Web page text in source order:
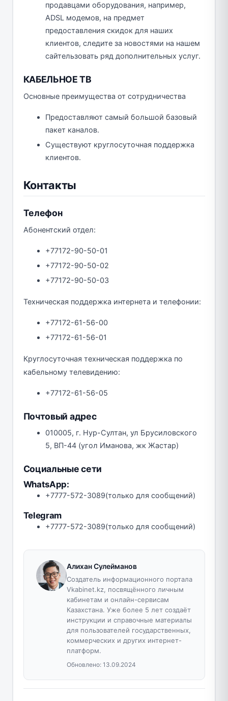
продавцами оборудования, например,
ADSL модемов, на предмет
предоставления скидок для наших
клиентов, следите за новостями на нашем
сайтельзовать ряд дополнительных услуг.
КАБЕЛЬНОЕ ТВ
Основные преимущества от сотрудничества
Предоставляют самый большой базовый
пакет каналов.
Существуют круглосуточная поддержка
клиентов.
Контакты
Телефон
Абонентский отдел:
+77172-90-50-01
+77172-90-50-02
+77172-90-50-03
Техническая поддержка интернета и телефонии:
+77172-61-56-00
+77172-61-56-01
Круглосуточная техническая поддержка по
кабельному телевидению:
+77172-61-56-05
Почтовый адрес
010005, г. Нур-Султан, ул Брусиловского
5, ВП-44 (угол Иманова, жк Жастар)
Социальные сети
WhatsApp:
+7777-572-3089(только для сообщений)
Telegram
+7777-572-3089(только для сообщений)
Алихан Сулейманов
Создатель информационного портала
Vkabinet.kz, посвящённого личным
кабинетам и онлайн-сервисам
Казахстана. Уже более 5 лет создаёт
инструкции и справочные материалы
для пользователей государственных,
коммерческих и других интернет-
платформ.
Обновлено: 13.09.2024